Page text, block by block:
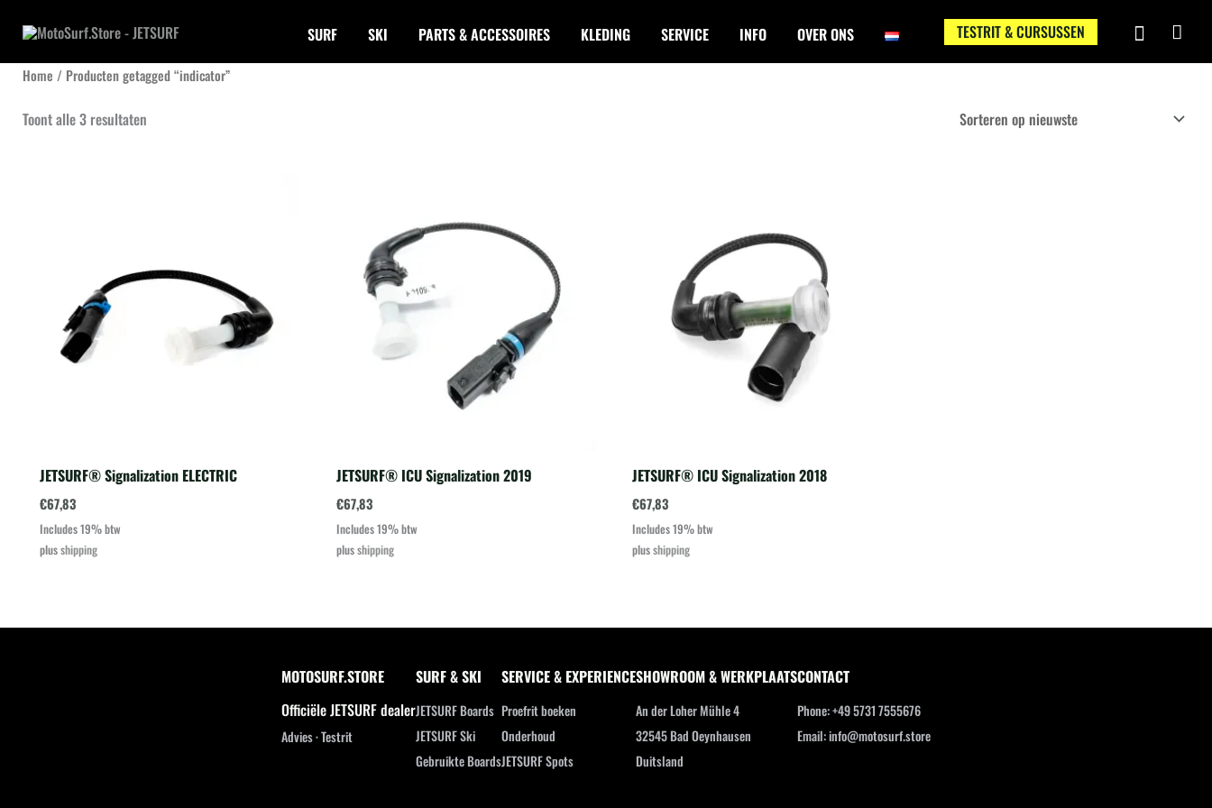
naar
de
SURF SKI PARTS & ACCESSOIRES KLEDING SERVICE INFO OVER ONS TESTRIT & CURSUSSEN
Home / Producten getagged “indicator”
Toont alle 3 resultaten
JETSURF® Signalization ELECTRIC
€67,83
Includes 19% btw
plusshipping
JETSURF® ICU Signalization 2019
€67,83
Includes 19% btw
plusshipping
JETSURF® ICU Signalization 2018
€67,83
Includes 19% btw
plusshipping
MOTOSURF.STORE
Officiële JETSURF dealer
Advies · Testrit
SURF & SKI
JETSURF Boards
JETSURF Ski
Gebruikte Boards
SERVICE & EXPERIENCE
Proefrit boeken
Onderhoud
JETSURF Spots
SHOWROOM & WERKPLAATS
An der Loher Mühle 4
32545 Bad Oeynhausen
Duitsland
CONTACT
Phone: +49 5731 7555676
Email: info@motosurf.store